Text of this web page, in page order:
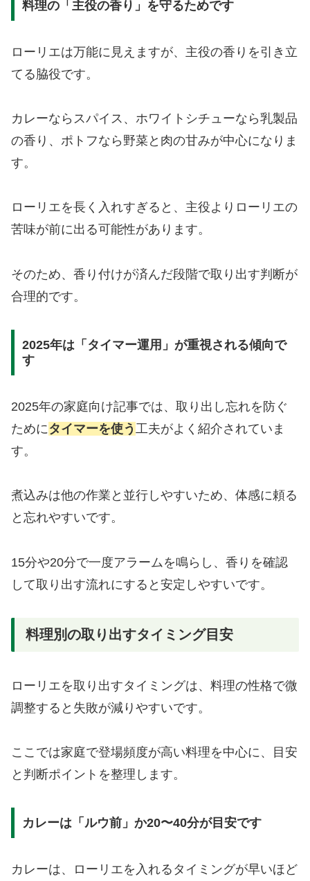
料理の「主役の香り」を守るためです
ローリエは万能に見えますが、主役の香りを引き立
てる脇役です。
カレーならスパイス、ホワイトシチューなら乳製品
の香り、ポトフなら野菜と肉の甘みが中心になりま
す。
ローリエを長く入れすぎると、主役よりローリエの
苦味が前に出る可能性があります。
そのため、香り付けが済んだ段階で取り出す判断が
合理的です。
2025年は「タイマー運用」が重視される傾向で
す
2025年の家庭向け記事では、取り出し忘れを防ぐ
ためにタイマーを使う 工夫がよく紹介されていま
す。
煮込みは他の作業と並行しやすいため、体感に頼る
と忘れやすいです。
15分や20分で一度アラームを鳴らし、香りを確認
して取り出す流れにすると安定しやすいです。
料理別の取り出すタイミング目安
ローリエを取り出すタイミングは、料理の性格で微
調整すると失敗が減りやすいです。
ここでは家庭で登場頻度が高い料理を中心に、目安
と判断ポイントを整理します。
カレーは「ルウ前」か20〜40分が目安です
カレーは、ローリエを入れるタイミングが早いほど